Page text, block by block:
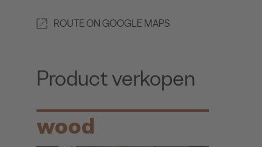
ROUTE ON GOOGLE MAPS
Product verkopen
wood